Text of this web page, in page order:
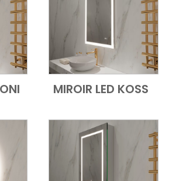
Add to Cart
Vue
MIROIR LED KOSS